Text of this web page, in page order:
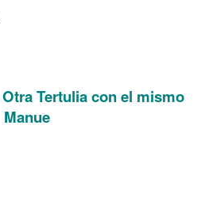
Otra Tertulia con el mismo
Manue